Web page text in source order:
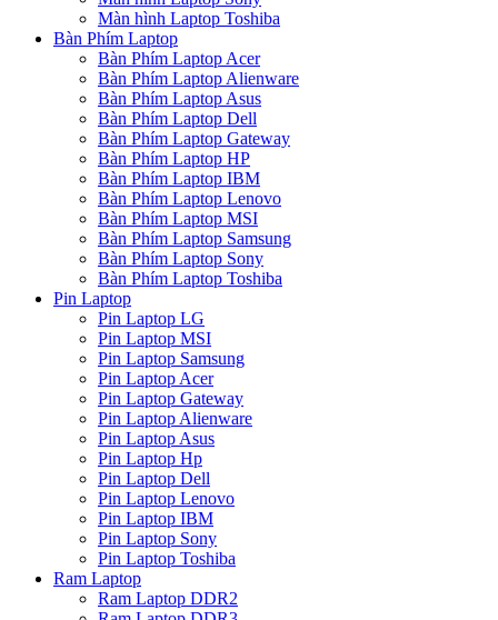
Màn hình Laptop Toshiba
Bàn Phím Laptop
Bàn Phím Laptop Acer
Bàn Phím Laptop Alienware
Bàn Phím Laptop Asus
Bàn Phím Laptop Dell
Bàn Phím Laptop Gateway
Bàn Phím Laptop HP
Bàn Phím Laptop IBM
Bàn Phím Laptop Lenovo
Bàn Phím Laptop MSI
Bàn Phím Laptop Samsung
Bàn Phím Laptop Sony
Bàn Phím Laptop Toshiba
Pin Laptop
Pin Laptop LG
Pin Laptop MSI
Pin Laptop Samsung
Pin Laptop Acer
Pin Laptop Gateway
Pin Laptop Alienware
Pin Laptop Asus
Pin Laptop Hp
Pin Laptop Dell
Pin Laptop Lenovo
Pin Laptop IBM
Pin Laptop Sony
Pin Laptop Toshiba
Ram Laptop
Ram Laptop DDR2